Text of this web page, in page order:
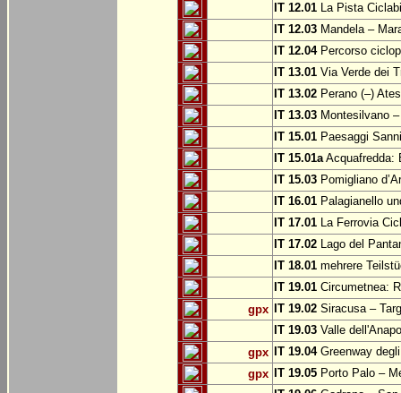
IT 12.01 La Pista
IT 12.03 Mandela –
IT 12.04Percorso
IT 13.01 Via Verde dei
IT 13.02 Perano (–)
IT 13.03 Montesilvano
IT 15.01 Paesaggi
IT 15.01aAcquafredda:
IT 15.03 Pomigliano
IT 16.01 Palagianello
IT 17.01 La Ferrovia
IT 17.02 Lago del
IT 18.01 mehrere
IT 19.01 Circumetnea:
gpx
IT 19.02 Siracusa –
IT 19.03 Valle
gpx
IT 19.04Greenway
gpx
IT 19.05 Porto Palo –